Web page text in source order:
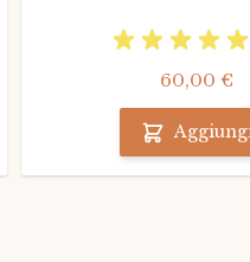
60,00 €